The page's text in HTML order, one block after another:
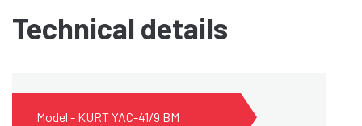
Technical details
Model - KURT YAC-41/9 BM